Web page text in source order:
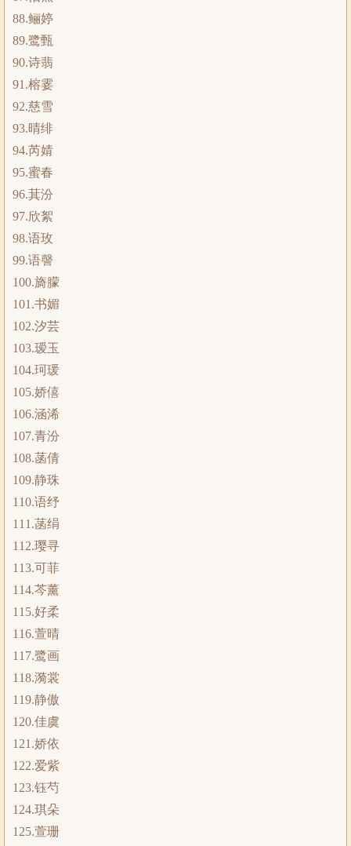
88.鲡婷
89.鹭甄
90.诗翡
91.榕霎
92.慈雪
93.晴绯
94.芮婧
95.蜜春
96.萁汾
97.欣絮
98.语玫
99.语謦
100.旖朦
101.书媚
102.汐芸
103.瑷玉
104.珂瑗
105.娇僖
106.涵浠
107.青汾
108.菡倩
109.静珠
110.语纾
111.菡绢
112.璎寻
113.可菲
114.芩薰
115.好柔
116.萱晴
117.鹭画
118.漪裳
119.静傲
120.佳虞
121.娇依
122.爱紫
123.钰芍
124.琪朵
125.萱珊